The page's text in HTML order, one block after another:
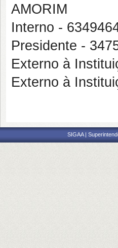
AMORIM
Interno -
Presidente -
Externo à
Externo à
SIGAA |